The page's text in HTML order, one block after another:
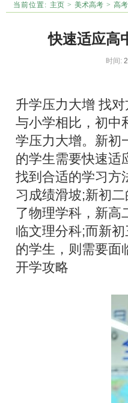
当前位置: 主页 > 美术高考 > 高
快速适应高
时间:
升学压力大增 找对
与小学相比，初中
学压力大增。新初
的学生需要快速适
找到合适的学习方
习成绩滑坡;新初
了物理学科，新高
临文理分科;而新
的学生，则需要面
开学攻略